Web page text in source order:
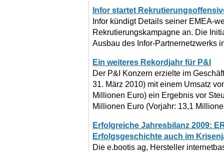
Infor startet
Infor kündigt Details seiner EMEA-
Rekrutierungskampagne an. Die
Ausbau des Infor-Partnernetzwerks
Ein weiteres Rekordjahr für P&I
Der P&I Konzern erzielte im
31. März 2010) mit einem Umsatz
Millionen Euro) ein Ergebnis vor
Millionen Euro (Vorjahr: 13,1
Erfolgreiche Jahresbilanz 2009:
Erfolgsgeschichte auch im
Die e.bootis ag, Hersteller